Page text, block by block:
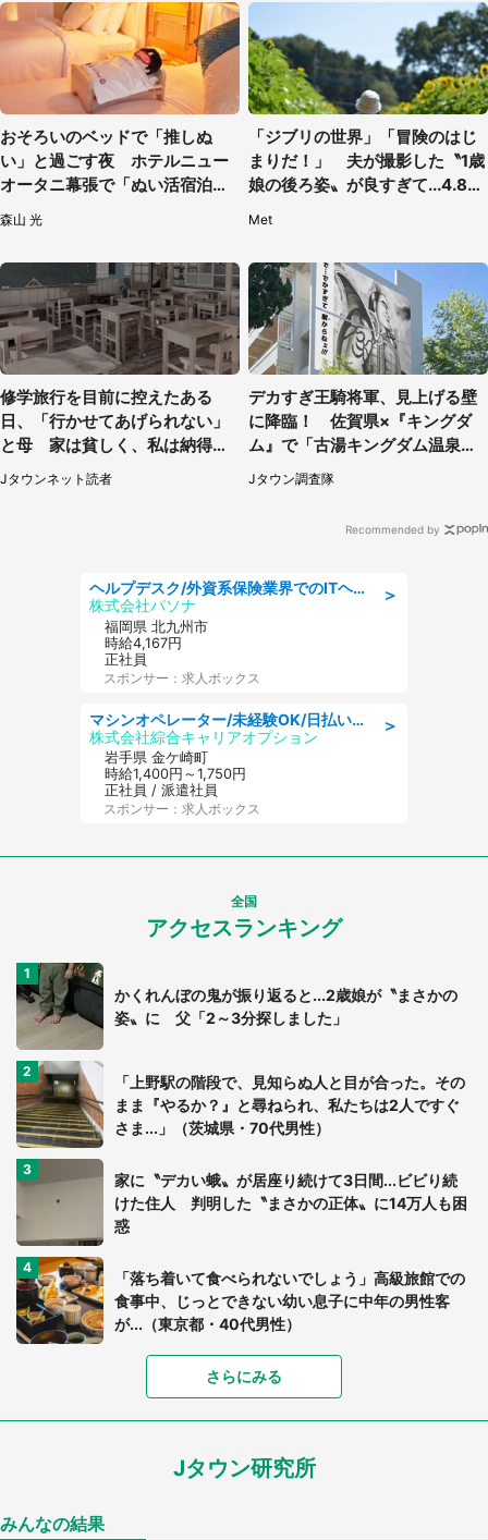
おそろいのベッドで「推しぬ
い」と過ごす夜 ホテルニュー
オータニ幕張で「ぬい活宿泊プ
ラン」開始【8／8～3／31】
森山 光
「ジブリの世界」「冒険のはじ
まりだ！」 夫が撮影した〝1歳
娘の後ろ姿〟が良すぎて...4.8万
Met
修学旅行を目前に控えたある
日、「行かせてあげられない」
と母 家は貧しく、私は納得し
たけれど...（北海道・70代以上
女性）
Jタウンネット読者
デカすぎ王騎将軍、見上げる壁
に降臨！ 佐賀県×『キングダ
ム』で「古湯キングダム温泉
郷」【7／17～9／30】
Jタウン調査隊
Recommended by
＞
ヘルプデスク/外資系保険業界でのITヘルプデスク業務/駅近/即日勤務可/ヘルプデスク
株式会社パソナ
福岡県 北九州市
時給4,167円
正社員
スポンサー：求人ボックス
＞
マシンオペレーター/未経験OK/日払いOK/寮完備/交替制/20・30・40代活躍中
株式会社綜合キャリアオプション
岩手県 金ケ崎町
時給1,400円～1,750円
正社員 / 派遣社員
スポンサー：求人ボックス
全国
アクセスランキング
かくれんぼの鬼が振り返ると...2歳娘が〝まさかの
姿〟に 父「2～3分探しました」
「上野駅の階段で、見知らぬ人と目が合った。その
まま『やるか？』と尋ねられ、私たちは2人ですぐ
さま...」（茨城県・70代男性）
家に〝デカい蛾〟が居座り続けて3日間...ビビり続
けた住人 判明した〝まさかの正体〟に14万人も困
惑
「落ち着いて食べられないでしょう」高級旅館での
食事中、じっとできない幼い息子に中年の男性客
が...（東京都・40代男性）
「富豪すぎ」1歳息子の〝店頭駄々こね〟の内容に1.
7万人驚がく 「お菓子売り場ならまだしも...」「ハ
ードル高い」
あまりにも四角すぎる猫、激写される 「これもう
さらにみる
Jタウン研究所
みんなの結果